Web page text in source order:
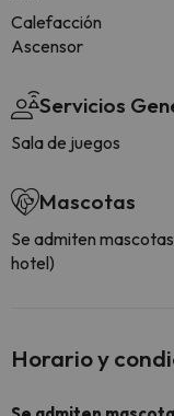
Calefacción
Ascensor
Servicios
Sala de juegos
Mascotas
Se admiten
hotel)
Horario y